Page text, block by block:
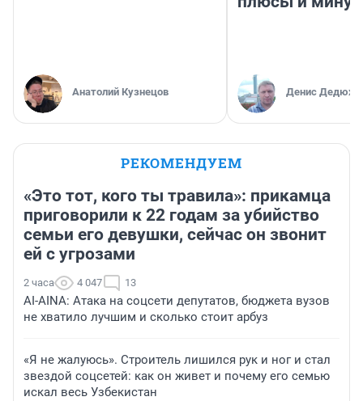
Анатолий Кузнецов Денис
РЕКОМЕНДУЕМ
«Это тот, кого ты травила»: прикамца
приговорили к 22 годам за убийство
семьи его девушки, сейчас он звонит
ей с угрозами
2 часа 4 047 13
AI-AINA: Атака на соцсети депутатов, бюджета вузов
не хватило лучшим и сколько стоит арбуз
«Я не жалуюсь». Строитель лишился рук и ног и стал
звездой соцсетей: как он живет и почему его семью
искал весь Узбекистан